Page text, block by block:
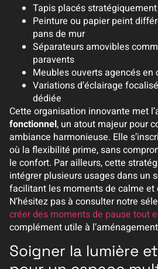
Tapis placés
Peinture ou papier peint
pans de mur
Séparateurs amovibles
paravents
Meubles ouverts agencés en
Variations d’éclairage
dédiée
Cette organisation innovante met
fonctionnel, un atout majeur pour
ambiance harmonieuse. Elle
où la flexibilité prime, sans
le confort. Par ailleurs, cette
intégrer plusieurs usages dans un
facilitant les moments de calme et
N’hésitez pas à consulter notre
créer des moments de pause tout
complément utile à
Soigner la lumière